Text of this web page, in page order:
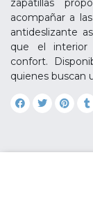
zapatillas
acompañar a
antideslizante
que el interior
confort.
quienes buscan